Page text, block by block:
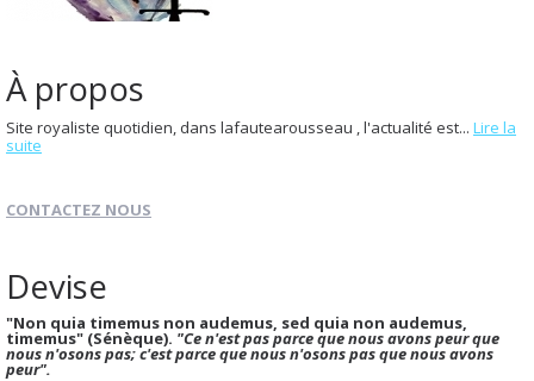
À propos
Site royaliste quotidien, dans lafautearousseau , l'actualité est... Lire la
suite
CONTACTEZ NOUS
Devise
"Non quia timemus non audemus, sed quia non audemus,
timemus" (Sénèque). "Ce n'est pas parce que nous avons peur que
nous n'osons pas; c'est parce que nous n'osons pas que nous avons
peur".